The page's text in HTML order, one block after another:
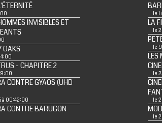
INVISIBLES ET
OAKS
- CHAPITRE 2
CONTRE GYAOS (UHD
à 00:42:00
CONTRE BARUGON
le
LA
le
le
LES
le
le
le